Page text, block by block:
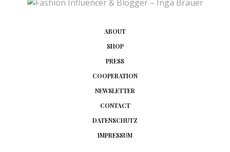
ABOUT
SHOP
PRESS
COOPERATION
NEWSLETTER
CONTACT
DATENSCHUTZ
IMPRESSUM